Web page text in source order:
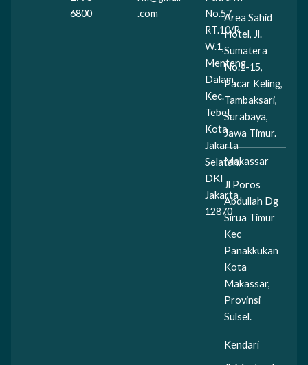
6800
.com
No.57,
RT.10/R
W.1,
Menteng
Dalam,
Kec.
Tebet,
Kota
Jakarta
Selatan,
DKI
Jakarta
12870
Area Sahid
Hotel, Jl.
Sumatera
No.1-15,
Pacar Keling,
Tambaksari,
Surabaya,
Jawa Timur.
Makassar
Jl Poros
Abdullah Dg
Sirua Timur
Kec
Panakkukan
Kota
Makassar,
Provinsi
Sulsel.
Kendari